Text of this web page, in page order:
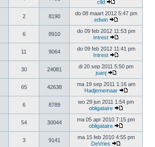
clld
2 8190
do 08 maart 2012 5:47 pm
edwin
6 8910
do 09 feb 2012 11:53 pm
Intrest
11 9064
do 09 feb 2012 11:41 pm
Intrest
30 24081
di 20 sep 2011 5:50 pm
juanj
65 42638
ma 19 sep 2011 1:16 am
Hadjememaar
6 8789
wo 29 jun 2011 1:54 pm
obligataire
54 30044
ma 05 apr 2010 7:15 pm
obligataire
3 9141
ma 15 feb 2010 4:55 pm
DeVries